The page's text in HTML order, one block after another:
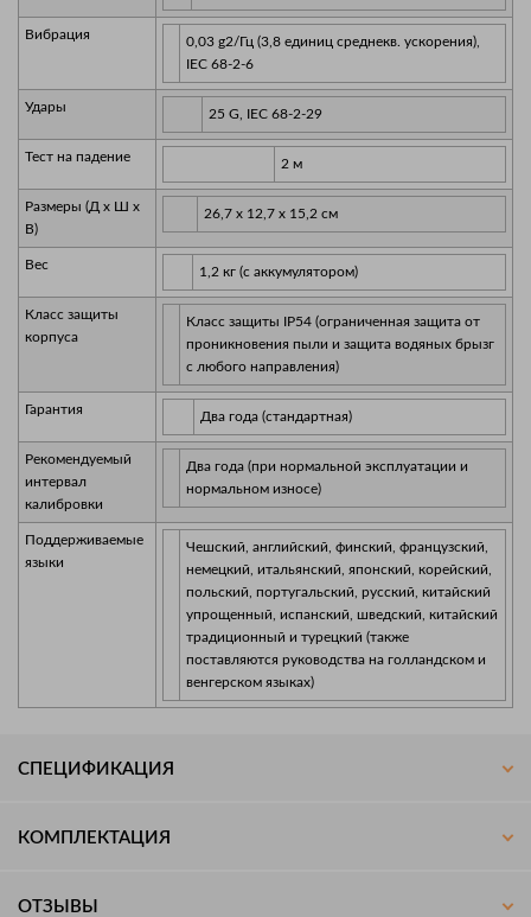
Вибрация
0,03 g2/Гц (3,8 единиц среднекв. ускорения),
IEC 68-2-6
Удары 25 G, IEC 68-2-29
Тест на падение 2 м
Размеры (Д х Ш х
В)
26,7 x 12,7 x 15,2 см
Вес 1,2 кг (с аккумулятором)
Класс защиты
корпуса
Класс защиты IP54 (ограниченная защита от
проникновения пыли и защита водяных брызг
с любого направления)
Гарантия Два года (стандартная)
Рекомендуемый
интервал
калибровки
Два года (при нормальной эксплуатации и
нормальном износе)
Поддерживаемые
языки
Чешский, английский, финский, французский,
немецкий, итальянский, японский, корейский,
польский, португальский, русский, китайский
упрощенный, испанский, шведский, китайский
традиционный и турецкий (также
поставляются руководства на голландском и
венгерском языках)
СПЕЦИФИКАЦИЯ
КОМПЛЕКТАЦИЯ
ОТЗЫВЫ